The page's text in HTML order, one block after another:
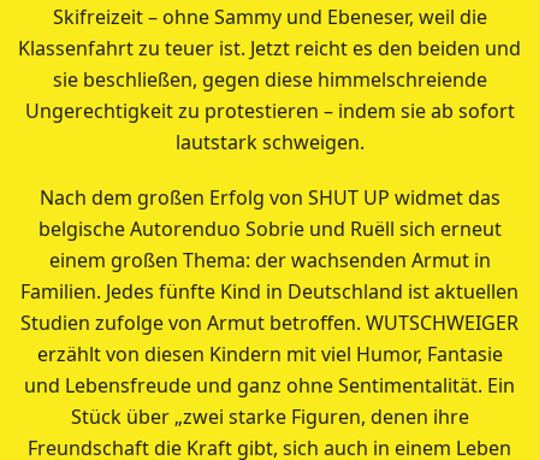
Skifreizeit – ohne Sammy und Ebeneser, weil die
Klassenfahrt zu teuer ist. Jetzt reicht es den beiden und
sie beschließen, gegen diese himmelschreiende
Ungerechtigkeit zu protestieren – indem sie ab sofort
lautstark schweigen.
Nach dem großen Erfolg von SHUT UP widmet das
belgische Autorenduo Sobrie und Ruëll sich erneut
einem großen Thema: der wachsenden Armut in
Familien. Jedes fünfte Kind in Deutschland ist aktuellen
Studien zufolge von Armut betroffen. WUTSCHWEIGER
erzählt von diesen Kindern mit viel Humor, Fantasie
und Lebensfreude und ganz ohne Sentimentalität. Ein
Stück über „zwei starke Figuren, denen ihre
Freundschaft die Kraft gibt, sich auch in einem Leben